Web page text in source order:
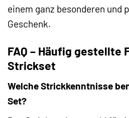
einem ganz besonderen und
Geschenk.
FAQ – Häufig gestellte
Strickset
Welche Strickkenntnisse
Set?